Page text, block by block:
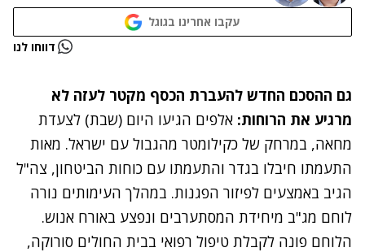
עקבו אחרינו בגוגל
נתקלנו בבעיה דווחו לנו
גם ההסכם החדש להעברת הכסף מקטר לעזה לא
מרגיע את הרוחות: אלפים הגיעו היום (שבת) לצעדת
מחאה, במרחק של כקילומטר מהגבול עם ישראל. מאות
התעמתו חיבלו בגדר והתעמתו עם כוחות הביטחון, צה"ל
הגיב באמצעים לפיזור הפגנות. במהלך העימותים נורה
לוחם מג"ב מיחידת המסתערבים ונפצע באורח אנוש.
הלוחם פונה לקבלת טיפול רפואי בבית החולים סורוקה,